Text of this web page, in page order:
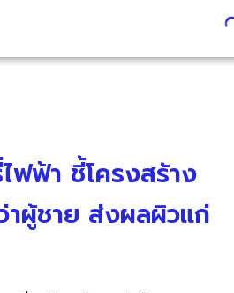
ฟฟ้า ชี้โครงสร้าง
าผู้ชาย ส่งผลผิวแก่